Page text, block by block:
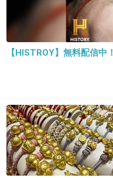
11. 匿名2013/09/25(水) 11:35:06
12. 匿名2013/09/25(水) 11:35:13
人間も牛豚鳥肉 食
【HISTROY】無料配信中